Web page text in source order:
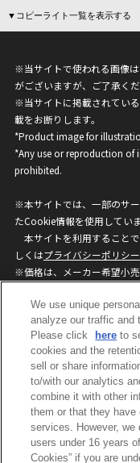
▼コピーライト一覧を表示する
※当サイトで使われる画像
がございますが、ご了承くだ
※当サイトに掲載されてい
載をお断りします。
*Product image for
*Any use or reproduction of
prohibited.
※本サイトでは、一部のサ
たCookie情報を使用していま
本サイトを利用すること
しくはプライバシーポリシー
※価格は、メーカー希望小売
ざいますのでご了承くださ
privacypolicy
ウェブサイトご利用条
個人情報保護方針
©BANDAI
We use unique
analyze our traffic and
Please click
here to
cookies and the
sell or share
to/with our analytics
combine it with other
them or that they
services. However,
users under 16 years
Cookies” if you are